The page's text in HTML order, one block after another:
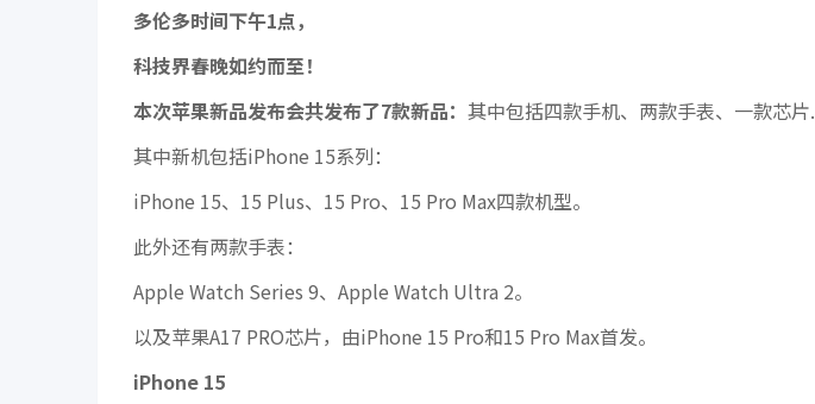
多伦多时间下午1点，
科技界春晚如约而至！
本次苹果新品发布会共发布了7款新品： 其中包括四款手机、两款手表、一款芯片.
其中新机包括iPhone 15系列：
iPhone 15、15 Plus、15 Pro、15 Pro Max四款机型。
此外还有两款手表：
Apple Watch Series 9、Apple Watch Ultra 2。
以及苹果A17 PRO芯片，由iPhone 15 Pro和15 Pro Max首发。
iPhone 15